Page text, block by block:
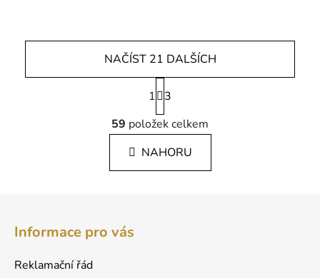
O
v
l
á
d
NAČÍST 21 DALŠÍCH
S
t
r
á
n
k
1
3
59 položek celkem
NAHORU
Informace pro vás
Reklamační řád